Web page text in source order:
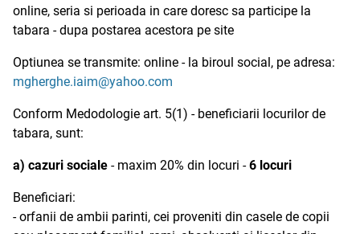
online, seria si perioada in care doresc sa participe la
tabara - dupa postarea acestora pe site
Optiunea se transmite: online - la biroul social, pe adresa:
mgherghe.iaim@yahoo.com
Conform Medodologie art. 5(1) - beneficiarii locurilor de
tabara, sunt:
a) cazuri sociale - maxim 20% din locuri -6 locuri
Beneficiari:
- orfanii de ambii parinti, cei proveniti din casele de copii